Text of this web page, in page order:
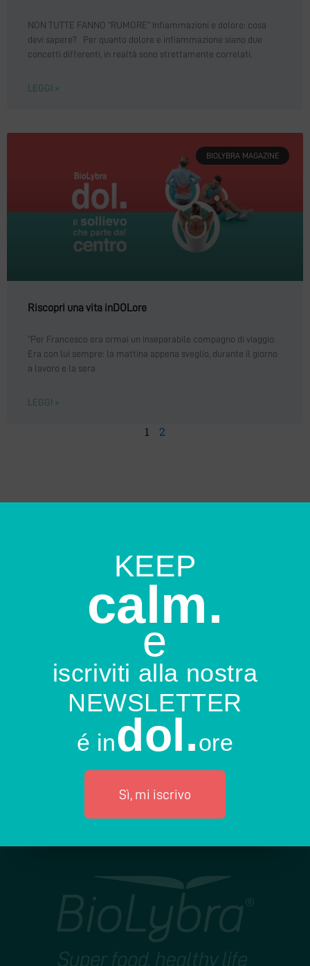
NON TUTTE FANNO “RUMORE” Infiammazioni e dolore: cosa
devi sapere? Per quanto dolore e infiammazione siano due
concetti differenti, in realtà sono strettamente correlati.
LEGGI »
BIOLYBRA MAGAZINE
Riscopri una vita inDOLore
“Per Francesco era ormai un inseparabile compagno di viaggio.
Era con lui sempre: la mattina appena sveglio, durante il giorno
a lavoro e la sera
LEGGI »
1 2
KEEP
calm.
e
iscriviti alla nostra
NEWSLETTER
é indol.ore
Sì, mi iscrivo